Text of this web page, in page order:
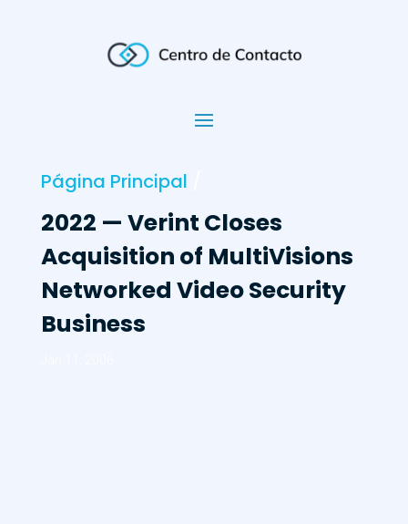
Página Principal
2022 — Verint Closes
Acquisition of MultiVisions
Networked Video Security
Business